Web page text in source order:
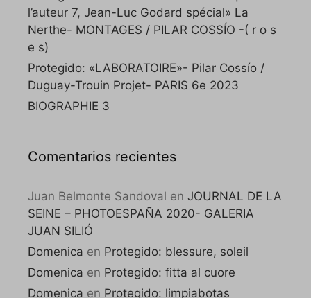
l’auteur 7, Jean-Luc Godard spécial» La
Nerthe- MONTAGES / PILAR COSSÍO -( r o s
e s)
Protegido: «LABORATOIRE»- Pilar Cossío /
Duguay-Trouin Projet- PARIS 6e 2023
BIOGRAPHIE 3
Comentarios recientes
Juan Belmonte Sandoval en JOURNAL DE LA
SEINE – PHOTOESPAÑA 2020- GALERIA
JUAN SILIÓ
Domenica en Protegido: blessure, soleil
Domenica en Protegido: fitta al cuore
Domenica en Protegido: limpiabotas